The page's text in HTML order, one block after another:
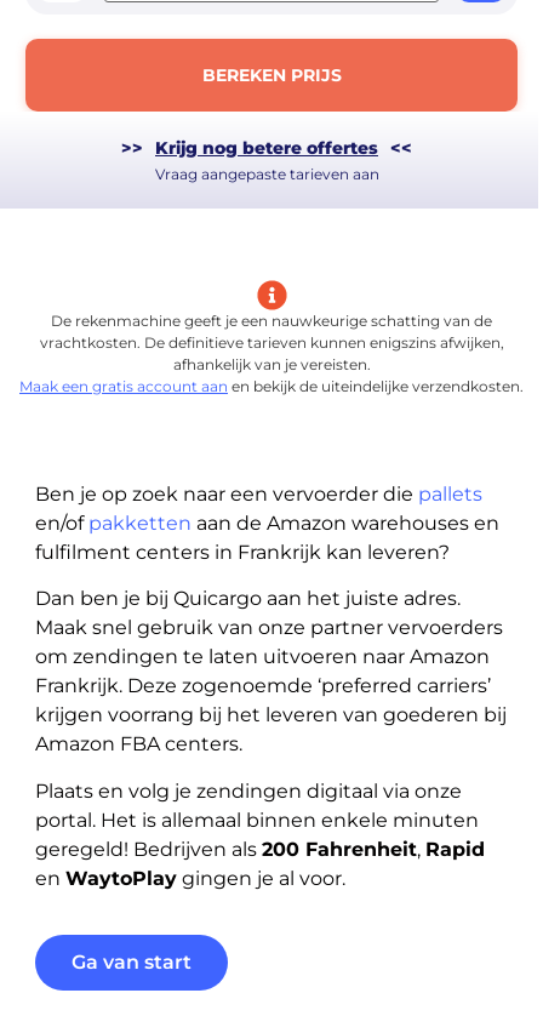
BEREKEN PRIJS
>> Krijg nog betere offertes <<
Vraag aangepaste tarieven aan
De rekenmachine geeft je een nauwkeurige schatting van de
vrachtkosten. De definitieve tarieven kunnen enigszins afwijken,
afhankelijk van je vereisten.
Maak een gratis account aan en bekijk de uiteindelijke verzendkosten.
Ben je op zoek naar een vervoerder die pallets
en/of pakketten aan de Amazon warehouses en
fulfilment centers in Frankrijk kan leveren?
Dan ben je bij Quicargo aan het juiste adres.
Maak snel gebruik van onze partner vervoerders
om zendingen te laten uitvoeren naar Amazon
Frankrijk. Deze zogenoemde ‘preferred carriers’
krijgen voorrang bij het leveren van goederen bij
Amazon FBA centers.
Plaats en volg je zendingen digitaal via onze
portal. Het is allemaal binnen enkele minuten
geregeld! Bedrijven als200 Fahrenheit, Rapid
enWaytoPlay gingen je al voor.
Ga van start